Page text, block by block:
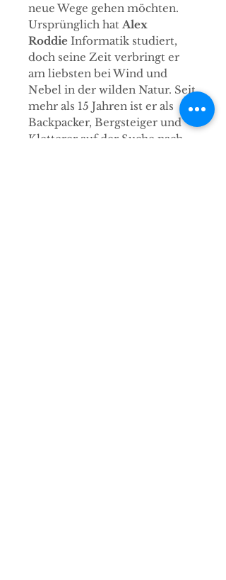
neue Wege gehen möchten.
Ursprünglich hat Alex
Roddie Informatik studiert,
doch seine Zeit verbringt er
am liebsten bei Wind und
Nebel in der wilden Natur. Seit
mehr als 15 Jahren ist er als
Backpacker, Bergsteiger und
Kletterer auf der Suche nach